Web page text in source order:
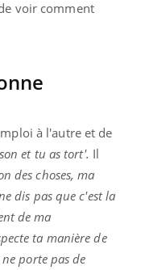
voir comment
à l'autre et de
et tu as tort'. Il
des choses, ma
dis pas que c'est la
de ma
ta manière de
porte pas de